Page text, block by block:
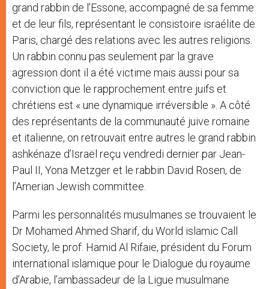
grand rabbin de l’Essone, accompagné de sa femme
et de leur fils, représentant le consistoire israélite de
Paris, chargé des relations avec les autres religions.
Un rabbin connu pas seulement par la grave
agression dont il a été victime mais aussi pour sa
conviction que le rapprochement entre juifs et
chrétiens est « une dynamique irréversible ». A côté
des représentants de la communauté juive romaine
et italienne, on retrouvait entre autres le grand rabbin
ashkénaze d’Israël reçu vendredi dernier par Jean-
Paul II, Yona Metzger et le rabbin David Rosen, de
l’Amerian Jewish committee.
Parmi les personnalités musulmanes se trouvaient le
Dr Mohamed Ahmed Sharif, du World islamic Call
Society, le prof. Hamid Al Rifaie, président du Forum
international islamique pour le Dialogue du royaume
d’Arabie, l’ambassadeur de la Ligue musulmane